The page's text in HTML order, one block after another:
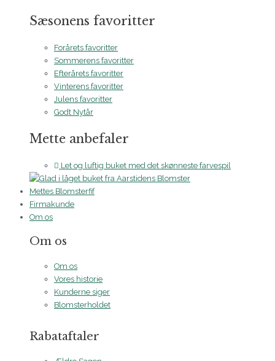
Sæsonens favoritter
Forårets favoritter
Sommerens favoritter
Efterårets favoritter
Vinterens favoritter
Julens favoritter
Godt Nytår
Mette anbefaler
Let og luftig buket med det skønneste farvespil
Mettes Blomsterfif
Firmakunde
Om os
Om os
Om os
Vores historie
Kunderne siger
Blomsterholdet
Rabataftaler